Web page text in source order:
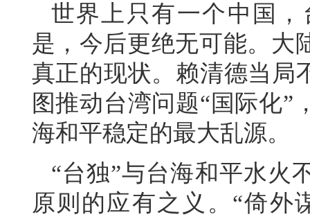
世界上只有一个中国
是，今后更绝无可能。大
真正的现状。赖清德当局
图推动台湾问题“国际化”
海和平稳定的最大乱源。
“台独”与台海和平水火
原则的应有之义。“倚外